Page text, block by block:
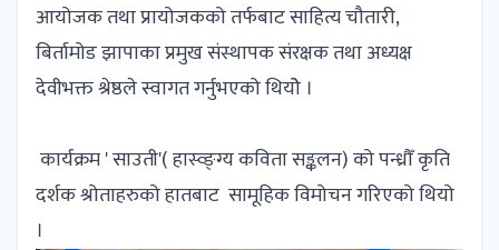
आयोजक तथा प्रायोजकको तर्फबाट साहित्य चौतारी,
बिर्तामोड झापाका प्रमुख संस्थापक संरक्षक तथा अध्यक्ष
देवीभक्त श्रेष्ठले स्वागत गर्नुभएको थियोे ।
कार्यक्रम ' साउती'( हास्व्ङ्ग्य कविता सङ्कलन) को पन्ध्रौँ कृति
दर्शक श्रोताहरुको हातबाट सामूहिक विमोचन गरिएको थियो
।